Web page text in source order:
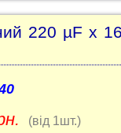
220 µF x
(від 1шт.)